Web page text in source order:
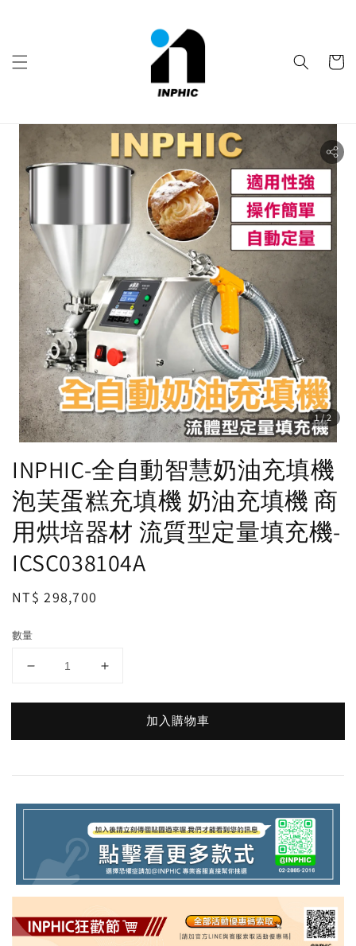
1/2
INPHIC-全自動智慧奶油充填機
泡芙蛋糕充填機 奶油充填機 商
用烘培器材 流質型定量填充機-
ICSC038104A
Regular
NT$ 298,700
數量
加入購物車